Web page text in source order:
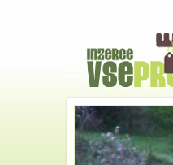
strana